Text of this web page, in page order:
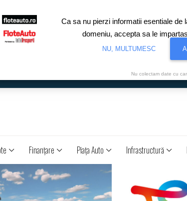
Finanţare Piaţa Auto Infrastructură
Ca sa nu pierzi informatii esentiale de
domeniu, accepta sa le
NU, MULTUMESC
Nu colectam date cu